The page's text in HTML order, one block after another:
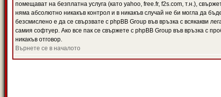
помещават на безплатна услуга (като yahoo, free.fr, f2s.com, т.н.),
няма абсолютно никакъв контрол и в никакъв случай не би могла да
безсмислено е да се свързвате с phpBB Group във връзка с всякакви
самия софтуер. Ако все пак се свържете с phpBB Group във връзка с
никакъв отговор.
Върнете се в началото